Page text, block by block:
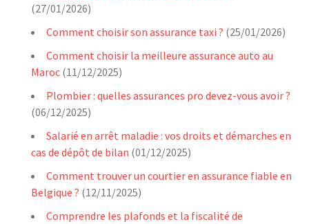
(27/01/2026)
Comment choisir son assurance taxi ? (25/01/2026)
Comment choisir la meilleure assurance auto au
Maroc (11/12/2025)
Plombier : quelles assurances pro devez-vous avoir ?
(06/12/2025)
Salarié en arrêt maladie : vos droits et démarches en
cas de dépôt de bilan (01/12/2025)
Comment trouver un courtier en assurance fiable en
Belgique ? (12/11/2025)
Comprendre les plafonds et la fiscalité de